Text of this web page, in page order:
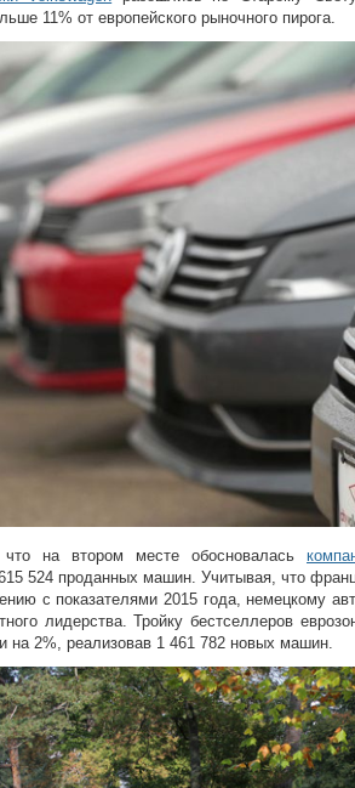
11% от европейского рыночного пирога.
что на втором месте обосновалась
524 проданных машин. Учитывая, что
с показателями 2015 года, немецкому
лидерства. Тройку бестселлеров
на 2%, реализовав 1 461 782 новых машин.